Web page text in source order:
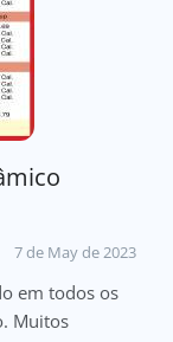
7 de May de 2023
em todos os
Muitos